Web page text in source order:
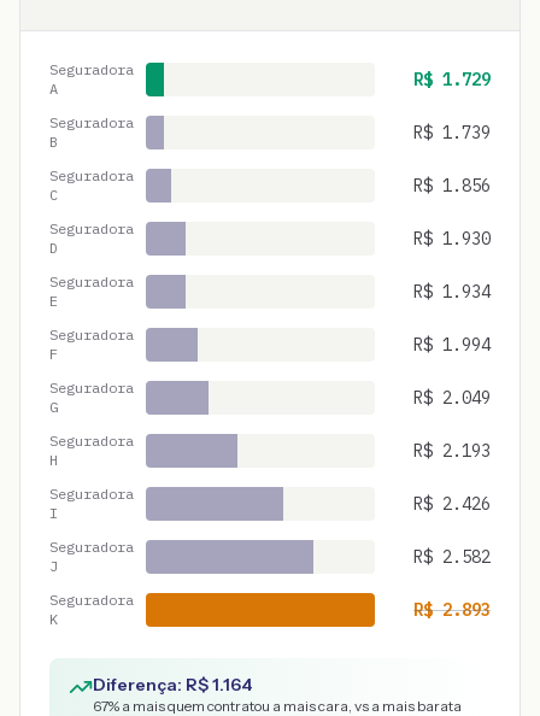
Seguradora
A
R$ 1.729
Seguradora
B
R$ 1.739
Seguradora
C
R$ 1.856
Seguradora
D
R$ 1.930
Seguradora
E
R$ 1.934
Seguradora
F
R$ 1.994
Seguradora
G
R$ 2.049
Seguradora
H
R$ 2.193
Seguradora
I
R$ 2.426
Seguradora
J
R$ 2.582
Seguradora
K
R$2.893
Diferença: R$1.164
67% a mais quem contratou a mais cara, vs a mais barata